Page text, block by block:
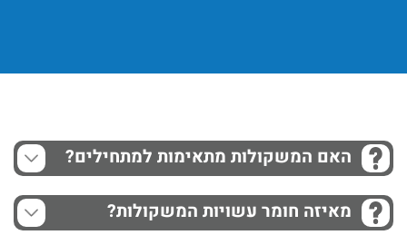
האם המשקולות מתאימות למתחילים?
מאיזה חומר עשויות המשקולות?